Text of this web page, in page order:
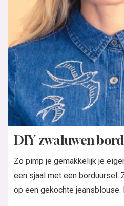
DIY zwaluwen
Zo pimp je gemakkelijk je
een sjaal met een
op een gekochte jeansblouse.